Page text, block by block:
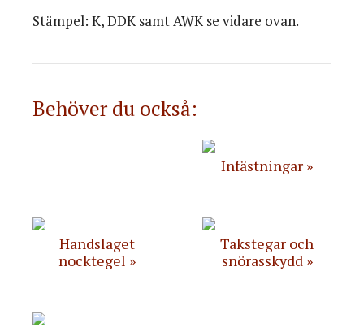
Stämpel: K, DDK samt AWK se vidare ovan.
Behöver du också:
Infästningar
Handslaget
nocktegel
Takstegar och
snörasskydd